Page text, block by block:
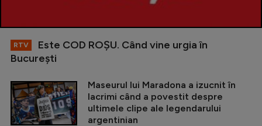
RTV
Este COD ROŞU. Când vine urgia în
Bucureşti
Maseurul lui Maradona a izucnit în
lacrimi când a povestit despre
ultimele clipe ale legendarului
argentinian